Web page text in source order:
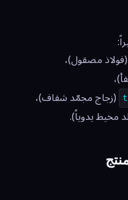
(فولاذ مصقول)،
(زجاج مجمّد شفاف)،
مخيط يدوياً).